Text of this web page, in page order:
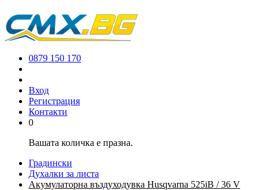
0879 150 170
Вход
Регистрация
Контакти
0
Вашата количка е празна.
Градински
Духалки за листа
Акумулаторна въздуходувка Husqvarna 525iB / 36 V